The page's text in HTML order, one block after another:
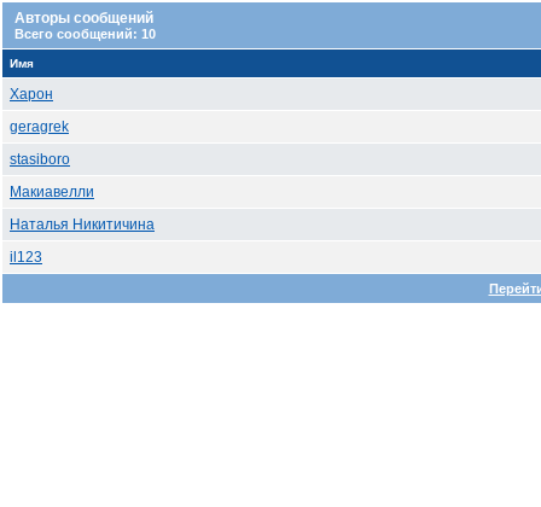
Авторы сообщений
Всего сообщений: 10
Имя
Харон
geragrek
stasiboro
Макиавелли
Наталья Никитичина
il123